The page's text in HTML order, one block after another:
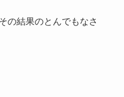
の結果のとんでもなさ